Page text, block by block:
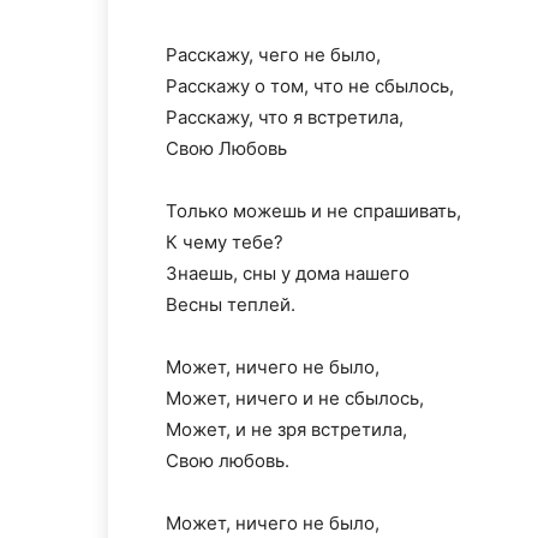
Расскажу, чего не было,
Расскажу о том, что не сбылось,
Расскажу, что я встретила,
Свою Любовь
Только можешь и не спрашивать,
К чему тебе?
Знаешь, сны у дома нашего
Весны теплей.
Может, ничего не было,
Может, ничего и не сбылось,
Может, и не зря встретила,
Свою любовь.
Может, ничего не было,